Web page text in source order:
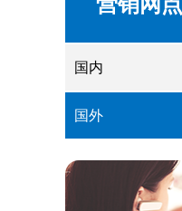
国内
国外